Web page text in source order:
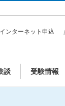
談 受験情報
インターネット申込